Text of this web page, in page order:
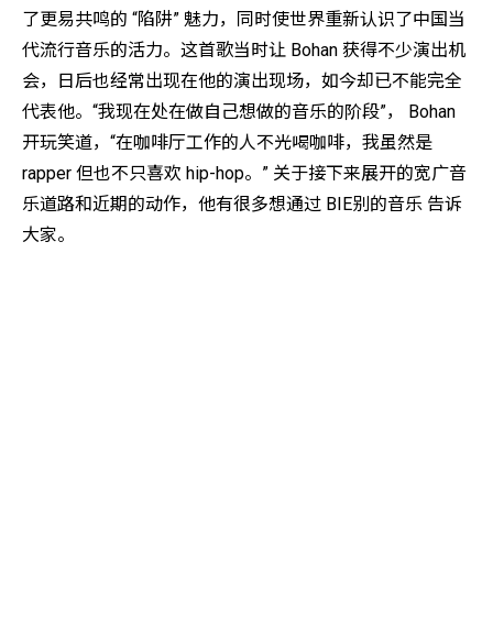
了更易共鸣的 “陷阱” 魅力，同时使世界重新认识了中国当
代流行音乐的活力。这首歌当时让 Bohan 获得不少演出机
会，日后也经常出现在他的演出现场，如今却已不能完全
代表他。“我现在处在做自己想做的音乐的阶段”， Bohan
开玩笑道，“在咖啡厅工作的人不光喝咖啡，我虽然是
rapper 但也不只喜欢 hip-hop。” 关于接下来展开的宽广音
乐道路和近期的动作，他有很多想通过 BIE别的音乐 告诉
大家。